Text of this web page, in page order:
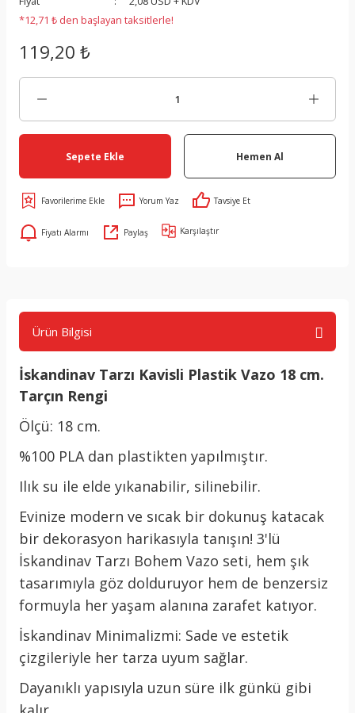
*12,71 ₺ den başlayan taksitlerle!
119,20 ₺
Sepete Ekle Hemen Al
Yorum Yaz Tavsiye Et
Fiyatı Alarmı Paylaş Karşılaştır
Ürün Bilgisi
İskandinav Tarzı Kavisli Plastik Vazo 18 cm.
Tarçın Rengi
Ölçü: 18 cm.
%100 PLA dan plastikten yapılmıştır.
Ilık su ile elde yıkanabilir, silinebilir.
Evinize modern ve sıcak bir dokunuş katacak
bir dekorasyon harikasıyla tanışın! 3'lü
İskandinav Tarzı Bohem Vazo seti, hem şık
tasarımıyla göz dolduruyor hem de benzersiz
formuyla her yaşam alanına zarafet katıyor.
İskandinav Minimalizmi: Sade ve estetik
çizgileriyle her tarza uyum sağlar.
Dayanıklı yapısıyla uzun süre ilk günkü gibi